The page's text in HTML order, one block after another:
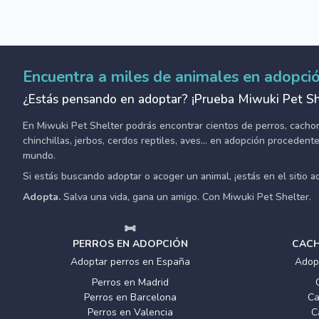
Encuentra a miles de animales en
¿Estás pensando en adoptar? ¡Prueba Miwuki Pet
En Miwuki Pet Shelter podrás encontrar cientos de perros,
chinchillas, jerbos, cerdos reptiles, aves... en adopción
mundo.
Si estás buscando adoptar o acoger un animal, ¡estás en el sitio
Adopta. Salva una vida, gana un amigo. Con Miwuki Pet Shelter.
PERROS EN ADOPCIÓN
Adoptar perros en España
Perros en Madrid
Perros en Barcelona
Perros en Valencia